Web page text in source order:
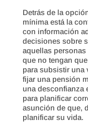
Detrás de la
mínima está la
con información
decisiones sobre
aquellas
que no tengan
para subsistir una
fijar una pensión
una desconfianza
para planificar
asunción de que,
planificar su vida.